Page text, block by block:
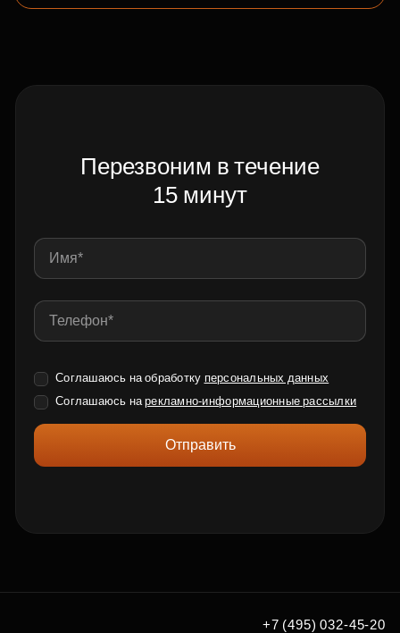
Перезвоним в течение
15 минут
Соглашаюсь на обработку персональных данных
Соглашаюсь нарекламно-информационные рассылки
Отправить
+7 (495) 032-45-20